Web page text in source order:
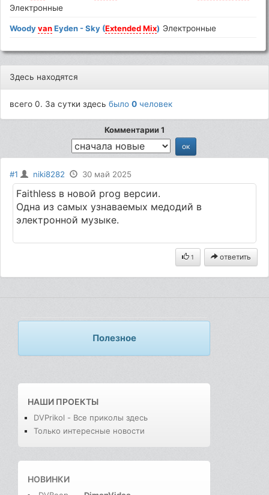
Электронные
WoodyvanEyden - Sky (Extended Mix) Электронные
Здесь находятся
всего 0. За сутки здесьбыло0 человек
Комментарии 1
#1 niki8282 30 май 2025
Faithless в новой prog версии.
Одна из самых узнаваемых медодий в
электронной музыке.
1 ответить
Полезное
НАШИ ПРОЕКТЫ
DVPrikol - Все приколы здесь
Только интересные новости
НОВИНКИ